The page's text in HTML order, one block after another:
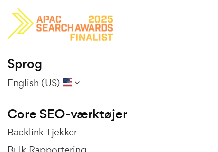
Sprog
English (US)
Core SEO-værktøjer
Backlink Tjekker